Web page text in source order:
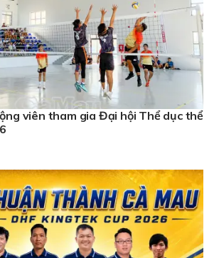
viên tham gia Đại hội Thể dục thể